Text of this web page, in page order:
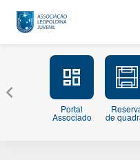
Portal
Associado de